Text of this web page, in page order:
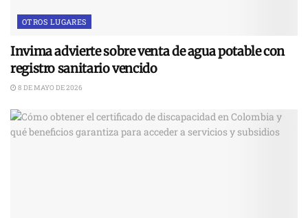
OTROS LUGARES
Invima advierte sobre venta de agua potable con
registro sanitario vencido
8 DE MAYO DE 2026